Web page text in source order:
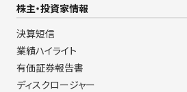
株主・投資家情報
決算短信
業績ハイライト
有価証券報告書
ディスクロージャー